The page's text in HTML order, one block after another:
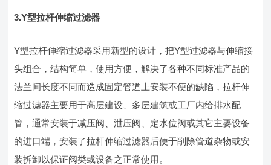
3.Y型拉杆伸缩过滤器
Y型拉杆伸缩过滤器采用新型的设计，把Y型过滤器与伸缩接
头组合，结构简单，使用方便，解决了各种不同标准产品的
法兰间长度不同而造成固定管道上安装不便的缺陷，拉杆伸
缩过滤器主要用于高层建设、多层建筑或工厂内给排水配
管，通常安装于减压阀、泄压阀、定水位阀或其它主要设备
的进口端，安装了拉杆伸缩过滤器后便于削除管道杂物或安
装拆卸以保证阀类或设备之正常使用。